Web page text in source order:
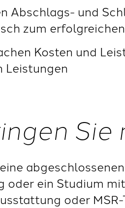
Abschlags- und
zum
Kosten und
Leistungen
oder ein Studium
oder